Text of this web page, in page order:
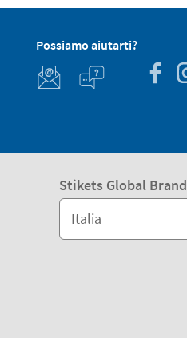
Possiamo aiutarti?
Stikets Global Brand
Italia